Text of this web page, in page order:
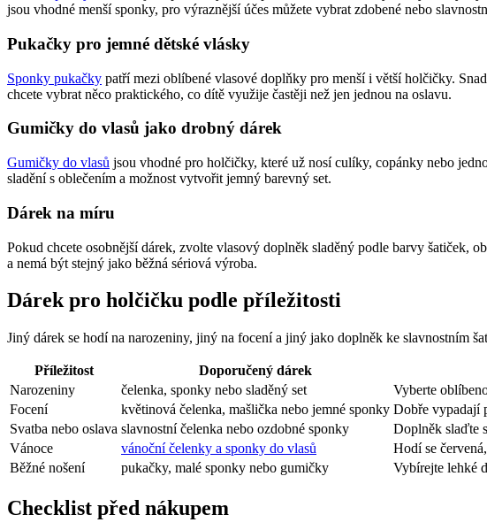
jsou vhodné menší sponky, pro výraznější účes můžete vybrat zdobené nebo
Pukačky pro jemné dětské vlásky
Sponky pukačky patří mezi oblíbené vlasové doplňky pro menší i větší holčičky.
chcete vybrat něco praktického, co dítě využije častěji než jen jednou na oslavu.
Gumičky do vlasů jako drobný dárek
Gumičky do vlasů jsou vhodné pro holčičky, které už nosí culíky, copánky nebo
sladění s oblečením a možnost vytvořit jemný barevný set.
Dárek na míru
Pokud chcete osobnější dárek, zvolte vlasový doplněk sladěný podle barvy šatiček,
a nemá být stejný jako běžná sériová výroba.
Dárek pro holčičku podle příležitosti
Jiný dárek se hodí na narozeniny, jiný na focení a jiný jako doplněk ke slavnostním
Příležitost Doporučený dárek
Narozeniny
čelenka, sponky nebo sladěný set
Vyberte
Focení
květinová čelenka, mašlička nebo jemné sponky Dobře vypadají
Svatba nebo oslava slavnostní čelenka nebo ozdobné sponky
Doplněk slaďte
Vánoce
vánoční čelenky a sponky do vlasů
Hodí se
Běžné nošení
pukačky, malé sponky nebo gumičky Vybírejte lehké
Checklist před nákupem